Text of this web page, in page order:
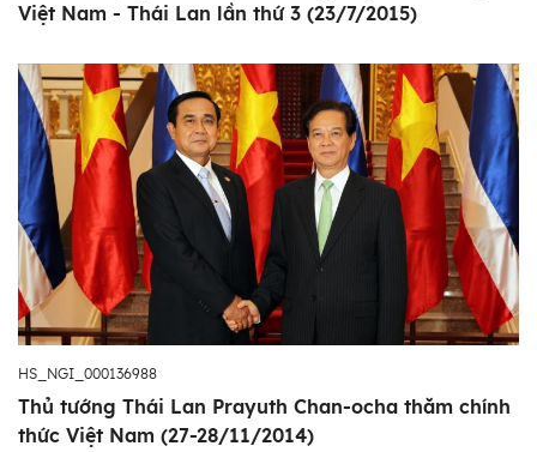
Việt Nam - Thái Lan lần thứ 3 (23/7/2015)
HS_NGI_000136988
Thủ tướng Thái Lan Prayuth Chan-ocha thăm chính
thức Việt Nam (27-28/11/2014)